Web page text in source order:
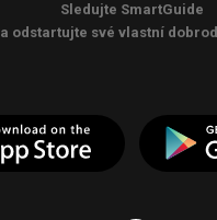
Sledujte SmartGuide
a odstartujte své vlastní